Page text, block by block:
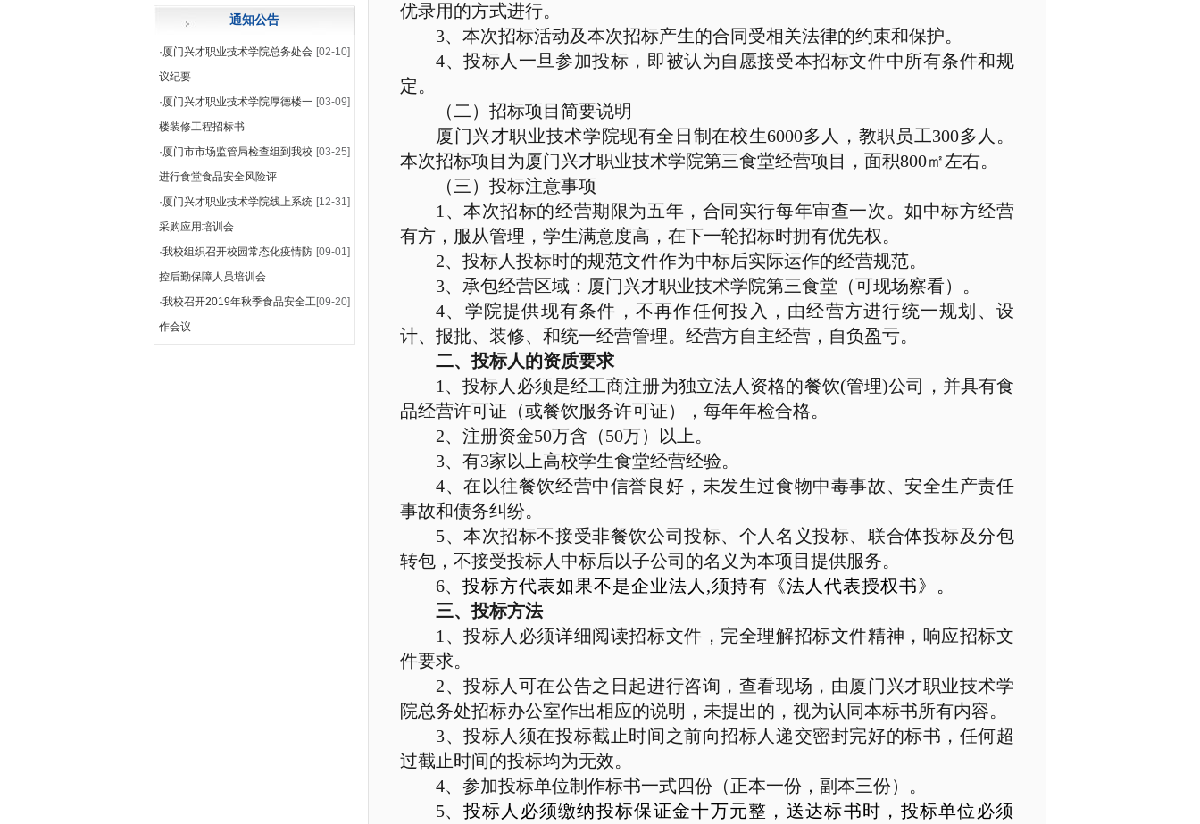
通知公告
[02-10]
·厦门兴才职业技术学院总务处会
议纪要
[03-09]
·厦门兴才职业技术学院厚德楼一
楼装修工程招标书
[03-25]
·厦门市市场监管局检查组到我校
进行食堂食品安全风险评
[12-31]
·厦门兴才职业技术学院线上系统
采购应用培训会
[09-01]
·我校组织召开校园常态化疫情防
控后勤保障人员培训会
[09-20]
·我校召开2019年秋季食品安全工
作会议
优录用的方式进行。
3、本次招标活动及本次招标产生的合同受相关法律的约束和保护。
4、投标人一旦参加投标，即被认为自愿接受本招标文件中所有条件和规
定。
（二）招标项目简要说明
厦门兴才职业技术学院现有全日制在校生6000多人，教职员工300多人。
本次招标项目为厦门兴才职业技术学院第三食堂经营项目，面积800㎡左右。
（三）投标注意事项
1 、本次招标的经营期限为五年，合同实行每年审查一次。如中标方经营
有方，服从管理，学生满意度高，在下一轮招标时拥有优先权。
2、投标人投标时的规范文件作为中标后实际运作的经营规范。
3、承包经营区域：厦门兴才职业技术学院第三食堂（可现场察看）。
4、学院提供现有条件，不再作任何投入，由经营方进行统一规划、设
计、报批、装修、和统一经营管理。经营方自主经营，自负盈亏。
二、投标人的资质要求
1 、投标人必须是经工商注册为独立法人资格的餐饮(管理)公司，并具有食
品经营许可证（或餐饮服务许可证），每年年检合格。
2、注册资金50万含（50万）以上。
3、有3家以上高校学生食堂经营经验。
4、在以往餐饮经营中信誉良好，未发生过食物中毒事故、安全生产责任
事故和债务纠纷。
5、本次招标不接受非餐饮公司投标、个人名义投标、联合体投标及分包
转包，不接受投标人中标后以子公司的名义为本项目提供服务。
6、 投标方代表如果不是企业法人 ,须持有《法人代表授权书》。
三、投标方法
1 、投标人必须详细阅读招标文件，完全理解招标文件精神，响应招标文
件要求。
2、投标人可在公告之日起进行咨询，查看现场，由厦门兴才职业技术学
院总务处招标办公室作出相应的说明，未提出的，视为认同本标书所有内容。
3、投标人须在投标截止时间之前向招标人递交密封完好的标书，任何超
过截止时间的投标均为无效。
4、参加投标单位制作标书一式四份（正本一份，副本三份）。
5、 投标人必须缴纳投标保证金十万元整，送达标书时，投标单位必须